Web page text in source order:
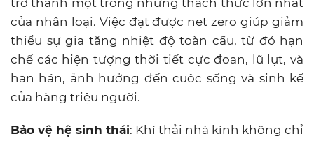
trở thành một trong những thách thức lớn nhất
của nhân loại. Việc đạt được net zero giúp giảm
thiểu sự gia tăng nhiệt độ toàn cầu, từ đó hạn
chế các hiện tượng thời tiết cực đoan, lũ lụt, và
hạn hán, ảnh hưởng đến cuộc sống và sinh kế
của hàng triệu người.
Bảo vệ hệ sinh thái: Khí thải nhà kính không chỉ